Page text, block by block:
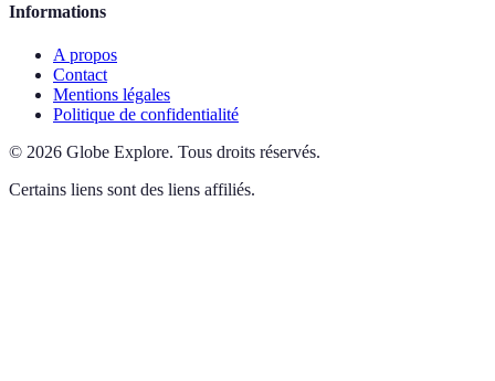
Informations
A propos
Contact
Mentions légales
Politique de confidentialité
© 2026 Globe Explore. Tous droits réservés.
Certains liens sont des liens affiliés.